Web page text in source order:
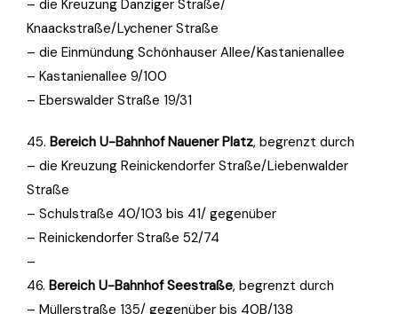
– die Kreuzung Danziger Straße/
Knaackstraße/Lychener Straße
– die Einmündung Schönhauser Allee/Kastanienallee
– Kastanienallee 9/100
– Eberswalder Straße 19/31
45. Bereich U-Bahnhof Nauener Platz, begrenzt durch
– die Kreuzung Reinickendorfer Straße/Liebenwalder
Straße
– Schulstraße 40/103 bis 41/ gegenüber
– Reinickendorfer Straße 52/74
–
46. Bereich U-Bahnhof Seestraße, begrenzt durch
– Müllerstraße 135/ gegenüber bis 40B/138